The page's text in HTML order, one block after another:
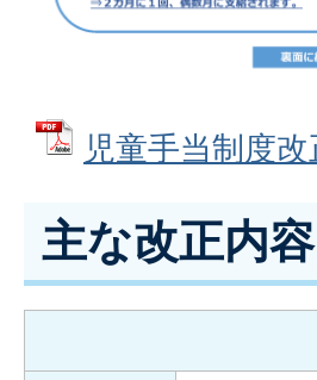
児童手当制度
主な改正内容